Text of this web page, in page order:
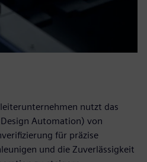
nutzt das
Automation) von
für präzise
und die Zuverlässigkeit